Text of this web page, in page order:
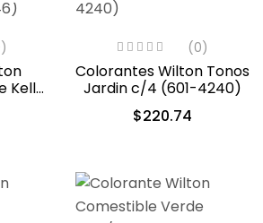
Kelly
(0)
Colorantes Wilton Tonos
Jardin c/4 (601-4240)
$220.74